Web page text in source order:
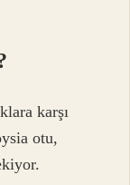
karşı
otu,